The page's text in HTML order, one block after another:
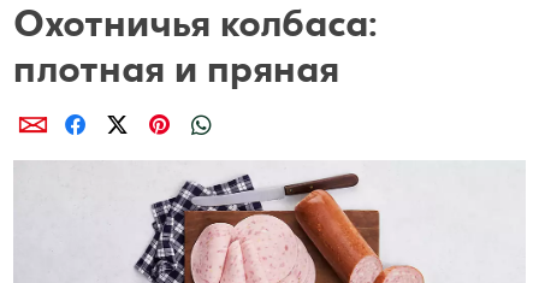
PARKSIDE
Готовим с удовольствием
Свободное время
Охотничья колбаса:
плотная и пряная
ПоделиcьПоделиcь
ПоделиcьПоделиcь